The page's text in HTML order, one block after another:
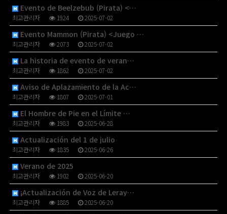
Evento de Beelzebub (Pirata) <…
최고관리자 1924 2025-07-02
Evento Mammon (Pirata) <Juego …
최고관리자 2073 2025-07-02
La historia de evento de veran…
최고관리자 1862 2025-07-02
Aviso de Aplazamiento de la Ac…
최고관리자 1807 2025-07-01
El Hombre de Pie en el Límite …
최고관리자 1983 2025-06-28
Actualización del 1 de julio
최고관리자 1835 2025-06-26
Verano de 2025
최고관리자 1902 2025-06-20
¡Actualización de Voz de Leray…
최고관리자 1885 2025-06-20